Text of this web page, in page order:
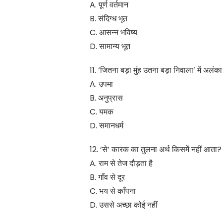
A. पूर्ण वर्तमान
B. संदिग्ध भूत
C. आसन्न भविष्य
D. सामान्य भूत
11. ‘जितना बड़ा मुंह उतना बड़ा निवाला’ में
A. उपमा
B. अनुप्रास
C. यमक
D. समानधर्म
12. ‘से’ कारक का तुलना अर्थ किसमें नहीं आता?
A. राम से तेज दौड़ता है
B. गाँव से दूर
C. भय से काँपना
D. उससे अच्छा कोई नहीं